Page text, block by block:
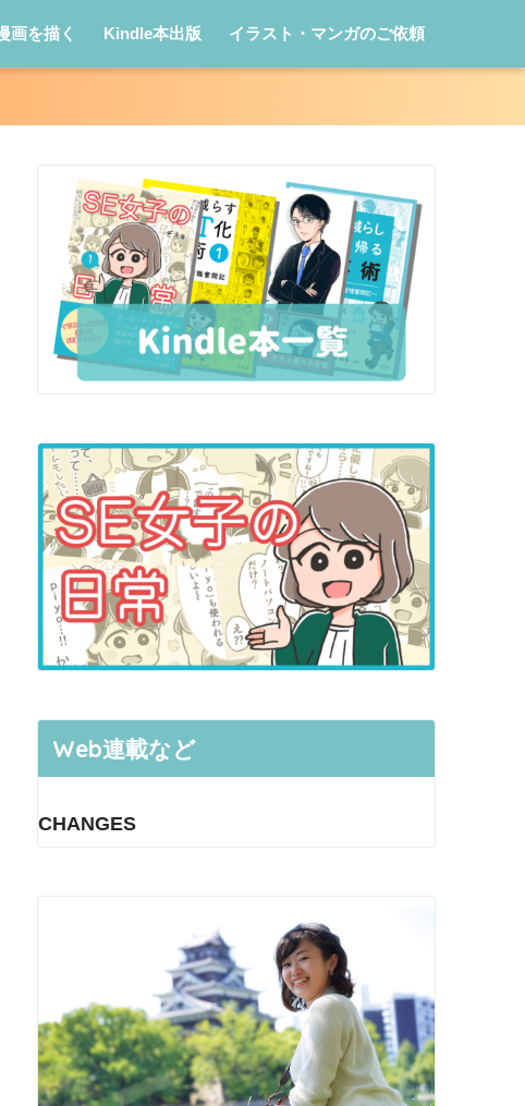
画を描く Kindle本出版 イラスト・マンガのご依頼
Web連載など
CHANGES